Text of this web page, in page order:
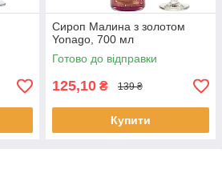
Сироп Малина з золотом
Yonago, 700 мл
Готово до відправки
125,10 ₴ 139 ₴
Купити